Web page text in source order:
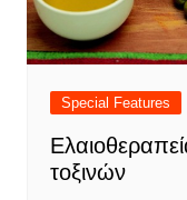
Special Features
τοξινών